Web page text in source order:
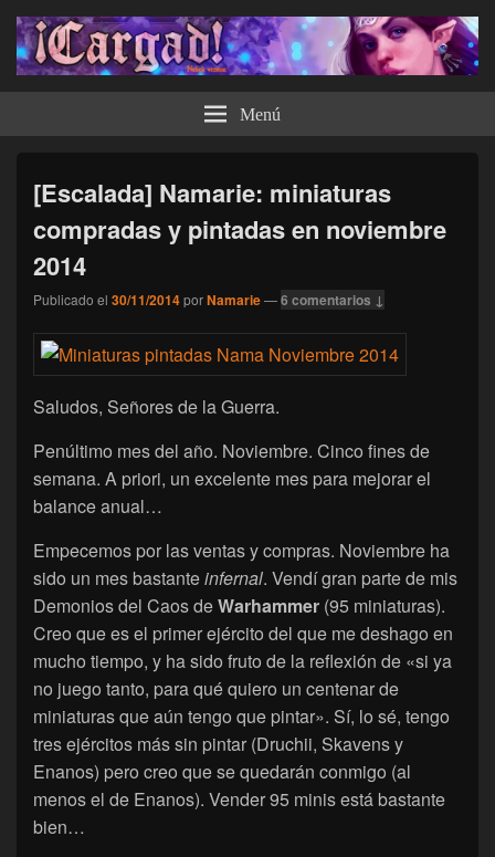
¡Cargad! Menú
[Escalada] Namarie: miniaturas
compradas y pintadas en noviembre
2014
Publicado el 30/11/2014porNamarie—6 comentarios ↓
Saludos, Señores de la Guerra.
Penúltimo mes del año. Noviembre. Cinco fines de
semana. A priori, un excelente mes para mejorar el
balance anual…
Empecemos por las ventas y compras. Noviembre ha
sido un mes bastanteinfernal. Vendí gran parte de mis
Demonios del Caos deWarhammer (95 miniaturas).
Creo que es el primer ejército del que me deshago en
mucho tiempo, y ha sido fruto de la reflexión de «si ya
no juego tanto, para qué quiero un centenar de
miniaturas que aún tengo que pintar». Sí, lo sé, tengo
tres ejércitos más sin pintar (Druchii, Skavens y
Enanos) pero creo que se quedarán conmigo (al
menos el de Enanos). Vender 95 minis está bastante
bien…